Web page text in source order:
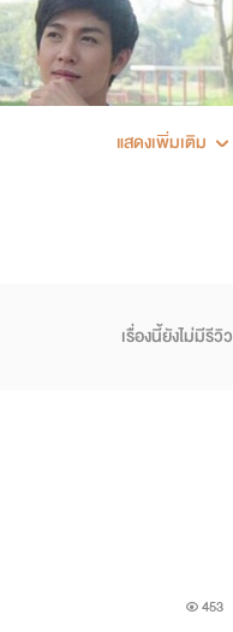
แสดงเพิ่มเติม
เรื่องนี้ยังไม่มีรีวิว
453